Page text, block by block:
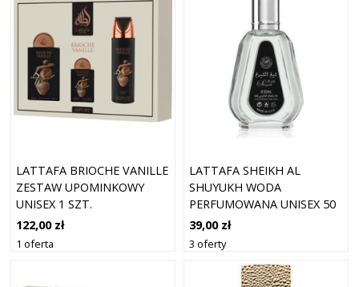
LATTAFA BRIOCHE VANILLE
ZESTAW UPOMINKOWY
UNISEX 1 SZT.
122,00 zł
1 oferta
LATTAFA SHEIKH AL
SHUYUKH WODA
PERFUMOWANA UNISEX 50
ML
39,00 zł
3 oferty